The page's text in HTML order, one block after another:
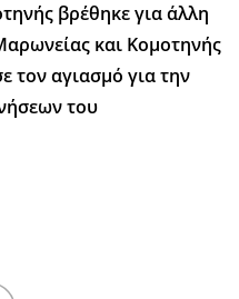
βρέθηκε για άλλη
και Κομοτηνής
τον αγιασμό για την
του